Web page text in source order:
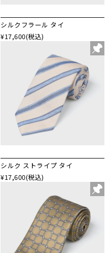
シルクフラール タイ
¥17,600(税込)
シルク ストライプ タイ
¥17,600(税込)